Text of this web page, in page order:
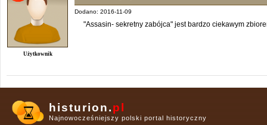
Użytkownik
Dodano: 2016-11-09
"Assasin- sekretny zabójca" jest bardzo ciekawym
histurion.pl
Najnowocześniejszy polski portal historyczny